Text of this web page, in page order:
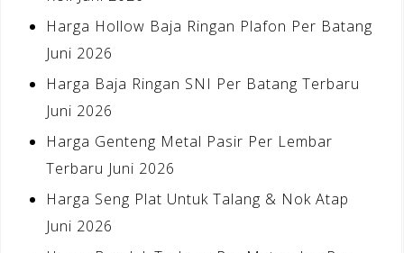
Harga Hollow Baja Ringan Plafon Per Batang
Juni 2026
Harga Baja Ringan SNI Per Batang Terbaru
Juni 2026
Harga Genteng Metal Pasir Per Lembar
Terbaru Juni 2026
Harga Seng Plat Untuk Talang & Nok Atap
Juni 2026